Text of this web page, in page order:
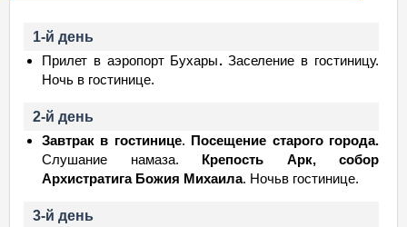
1-й день
Прилет в аэропорт Бухары.Заселение в гостиницу.
Ночь в гостинице.
2-й день
Завтрак в гостинице. Посещение старого города.
Слушание намаза. Крепость Арк, собор
Архистратига Божия Михаила. Ночьв гостинице.
3-й день